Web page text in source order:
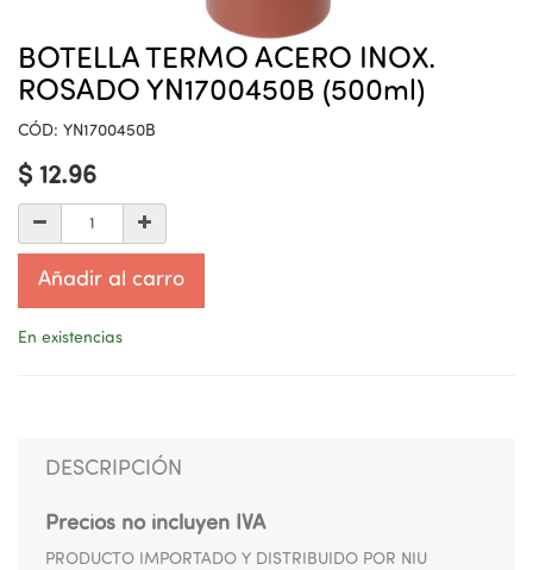
BOTELLA TERMO ACERO INOX.
ROSADO YN1700450B (500ml)
CÓD: YN1700450B
$ 12.96
Añadir al carro
En existencias
DESCRIPCIÓN
Precios no incluyen IVA
PRODUCTO IMPORTADO Y DISTRIBUIDO POR NIU